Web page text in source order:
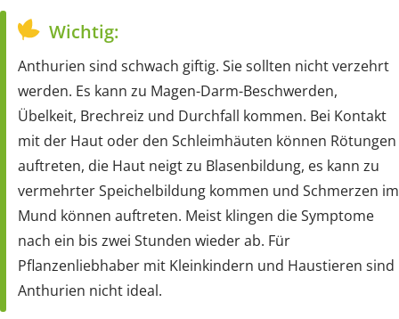
Wichtig:
Anthurien sind schwach giftig. Sie sollten nicht verzehrt
werden. Es kann zu Magen-Darm-Beschwerden,
Übelkeit, Brechreiz und Durchfall kommen. Bei Kontakt
mit der Haut oder den Schleimhäuten können Rötungen
auftreten, die Haut neigt zu Blasenbildung, es kann zu
vermehrter Speichelbildung kommen und Schmerzen im
Mund können auftreten. Meist klingen die Symptome
nach ein bis zwei Stunden wieder ab. Für
Pflanzenliebhaber mit Kleinkindern und Haustieren sind
Anthurien nicht ideal.